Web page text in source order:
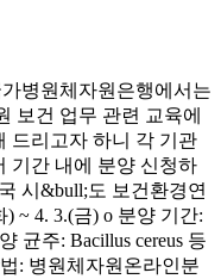
병원체자원은행에서는
보건 업무 관련 교육에
드리고자 하니 각 기관
기간 내에 분양 신청하
시&bull;도 보건환경연
) ~ 4. 3.(금) o 분양 기간:
균주: Bacillus cereus 등
: 병원체자원온라인분